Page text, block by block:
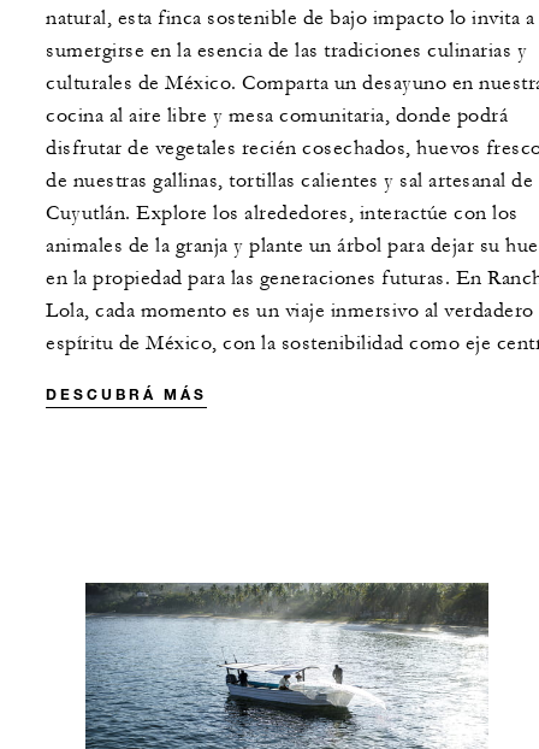
natural, esta finca sostenible de bajo impacto lo invita a
sumergirse en la esencia de las tradiciones culinarias y
culturales de México. Comparta un desayuno en
cocina al aire libre y mesa comunitaria, donde podrá
disfrutar de vegetales recién cosechados, huevos
de nuestras gallinas, tortillas calientes y sal artesanal de
Cuyutlán. Explore los alrededores, interactúe con los
animales de la granja y plante un árbol para dejar su
en la propiedad para las generaciones futuras. En
Lola, cada momento es un viaje inmersivo al verdadero
espíritu de México, con la sostenibilidad como eje
DESCUBRÁ MÁS